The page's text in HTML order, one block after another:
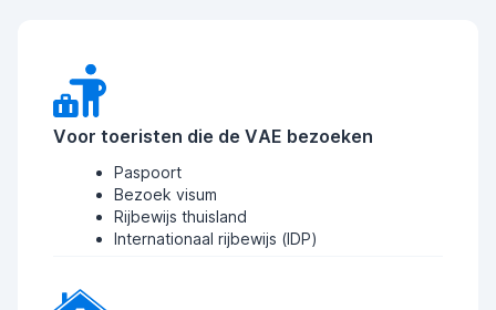
Voor toeristen die de VAE bezoeken
Paspoort
Bezoek visum
Rijbewijs thuisland
Internationaal rijbewijs (IDP)